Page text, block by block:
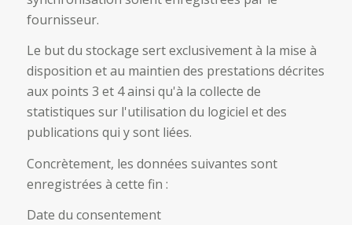
fournisseur.
Le but du stockage sert exclusivement à la mise à
disposition et au maintien des prestations décrites
aux points 3 et 4 ainsi qu'à la collecte de
statistiques sur l'utilisation du logiciel et des
publications qui y sont liées.
Concrètement, les données suivantes sont
enregistrées à cette fin :
Date du consentement